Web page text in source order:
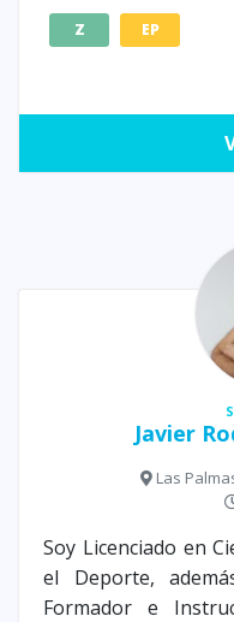
Z EP
Javier
Las
Soy Licenciado en
el Deporte,
Formador e